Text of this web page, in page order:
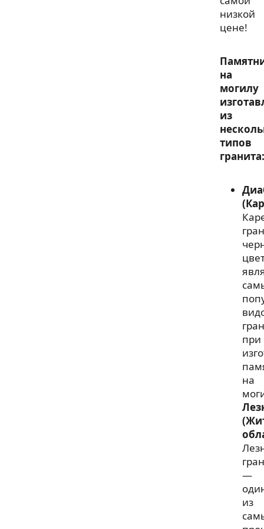
низкой
цене!
на
могилу
из
типов
гранита:
при
на
—
из